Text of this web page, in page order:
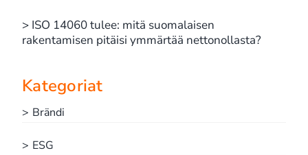
> ISO 14060 tulee: mitä suomalaisen
rakentamisen pitäisi ymmärtää nettonollasta?
Kategoriat
> Brändi
> ESG